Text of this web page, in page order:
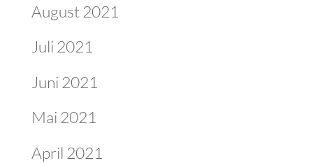
August 2021
Juli 2021
Juni 2021
Mai 2021
April 2021